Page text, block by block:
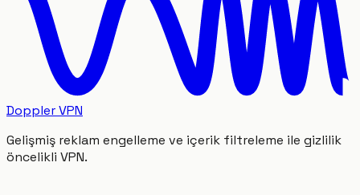
Doppler VPN
Gelişmiş reklam engelleme ve içerik filtreleme ile gizlilik
öncelikli VPN.